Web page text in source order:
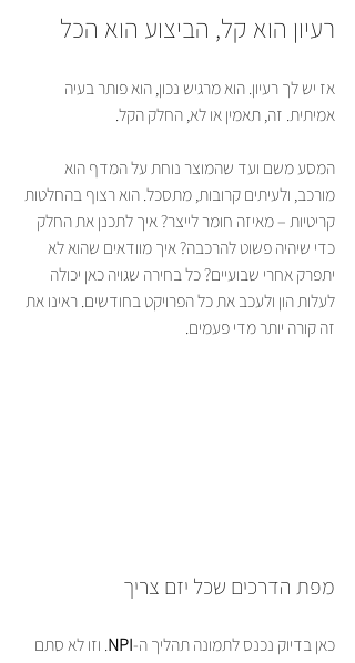
רעיון הוא קל, הביצוע הוא הכל
אז יש לך רעיון. הוא מרגיש נכון, הוא פותר בעיה
אמיתית. זה, תאמין או לא, החלק הקל.
המסע משם ועד שהמוצר נוחת על המדף הוא
מורכב, ולעיתים קרובות, מתסכל. הוא רצוף בהחלטות
קריטיות – מאיזה חומר לייצר? איך לתכנן את החלק
כדי שיהיה פשוט להרכבה? איך מוודאים שהוא לא
יתפרק אחרי שבועיים? כל בחירה שגויה כאן יכולה
לעלות הון ולעכב את כל הפרויקט בחודשים. ראינו את
זה קורה יותר מדי פעמים.
מפת הדרכים שכל יזם צריך
כאן בדיוק נכנס לתמונה תהליך ה-NPI. וזו לא סתם